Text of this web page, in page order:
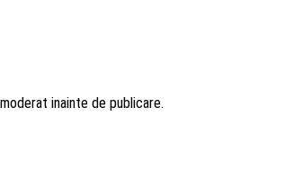
inainte de publicare.